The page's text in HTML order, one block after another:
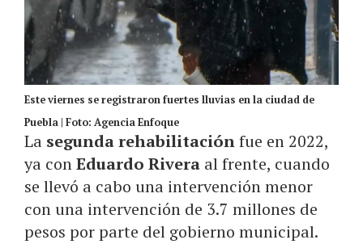
Este viernes se registraron fuertes lluvias en la ciudad de
Puebla | Foto: Agencia Enfoque
La segunda rehabilitaciónfue en 2022,
ya conEduardo Rivera al frente, cuando
se llevó a cabo una intervención menor
con una intervención de 3.7 millones de
pesos por parte del gobierno municipal.